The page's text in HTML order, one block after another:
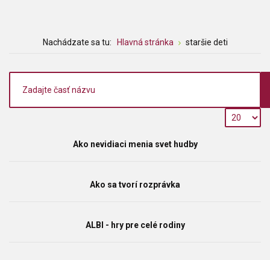
Nachádzate sa tu: Hlavná stránka staršie deti
Ako nevidiaci menia svet hudby
Ako sa tvorí rozprávka
ALBI - hry pre celé rodiny